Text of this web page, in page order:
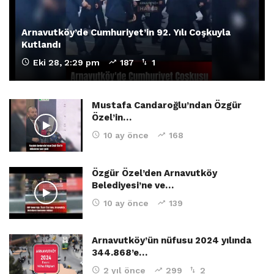
Arnavutköy’de Cumhuriyet’in 92. Yılı Coşkuyla
Kutlandı
Eki 28, 2:29 pm 187 1
Mustafa Candaroğlu’ndan Özgür
Özel’in…
10 ay önce 168
Özgür Özel’den Arnavutköy
Belediyesi’ne ve…
10 ay önce 139
Arnavutköy’ün nüfusu 2024 yılında
344.868’e…
2 yıl önce 299 2